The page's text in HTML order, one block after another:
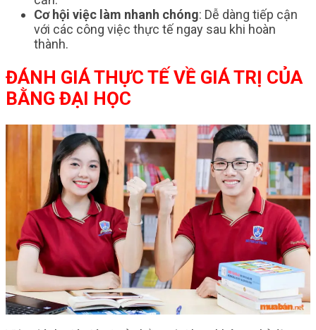
Cơ hội việc làm nhanh chóng: Dễ dàng tiếp cận
với các công việc thực tế ngay sau khi hoàn
thành.
ĐÁNH GIÁ THỰC TẾ VỀ GIÁ TRỊ CỦA
BẰNG ĐẠI HỌC